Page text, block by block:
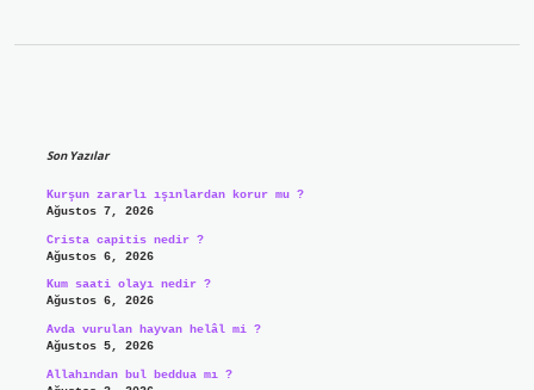
Son Yazılar
Kurşun zararlı ışınlardan korur mu ?
Ağustos 7, 2026
Crista capitis nedir ?
Ağustos 6, 2026
Kum saati olayı nedir ?
Ağustos 6, 2026
Avda vurulan hayvan helâl mi ?
Ağustos 5, 2026
Allahından bul beddua mı ?